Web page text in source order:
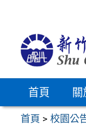
首頁
首頁 >校園公